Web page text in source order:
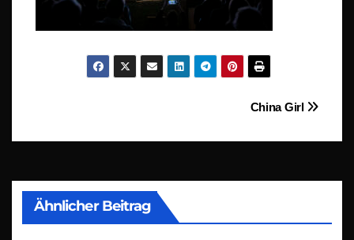
BeitragsnavigationChina Girl
Ähnlicher Beitrag